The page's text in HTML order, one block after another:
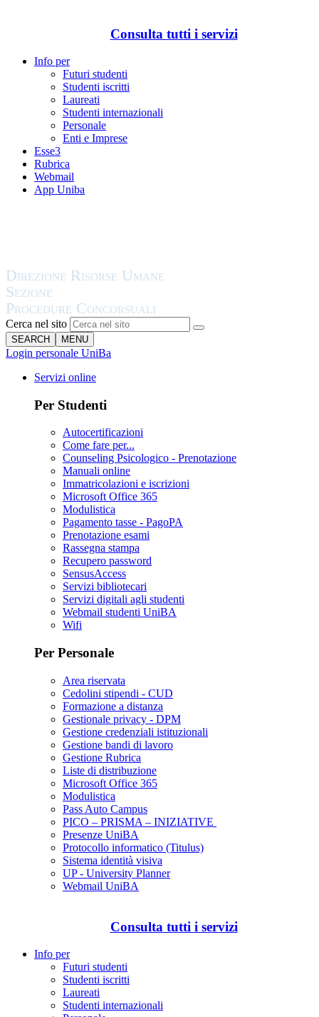
Consulta tutti i servizi
Info per
Futuri studenti
Studenti iscritti
Laureati
Studenti internazionali
Personale
Enti e Imprese
Esse3
Rubrica
Webmail
App Uniba
Cerca nel sito
SEARCH MENU
Login personale UniBa
Servizi online
Per Studenti
Autocertificazioni
Come fare per...
Counseling Psicologico - Prenotazione
Manuali online
Immatricolazioni e iscrizioni
Microsoft Office 365
Modulistica
Pagamento tasse - PagoPA
Prenotazione esami
Rassegna stampa
Recupero password
SensusAccess
Servizi bibliotecari
Servizi digitali agli studenti
Webmail studenti UniBA
Wifi
Per Personale
Area riservata
Cedolini stipendi - CUD
Formazione a distanza
Gestionale privacy - DPM
Gestione credenziali istituzionali
Gestione bandi di lavoro
Gestione Rubrica
Liste di distribuzione
Microsoft Office 365
Modulistica
Pass Auto Campus
PICO – PRISMA – INIZIATIVE
Presenze UniBA
Protocollo informatico (Titulus)
Sistema identità visiva
UP - University Planner
Webmail UniBA
Consulta tutti i servizi
Info per
Futuri studenti
Studenti iscritti
Laureati
Studenti internazionali